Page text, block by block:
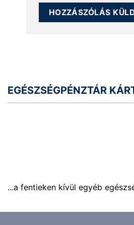
EGÉSZSÉGPÉNZTÁR
...a fentieken kívül egyéb